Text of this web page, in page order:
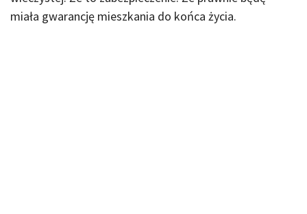
miała gwarancję mieszkania do końca życia.